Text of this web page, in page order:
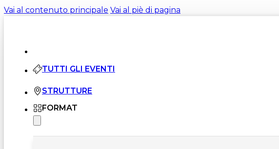
Vai al contenuto principale Vai al piè di pagina
TUTTI GLI EVENTI
STRUTTURE
FORMAT